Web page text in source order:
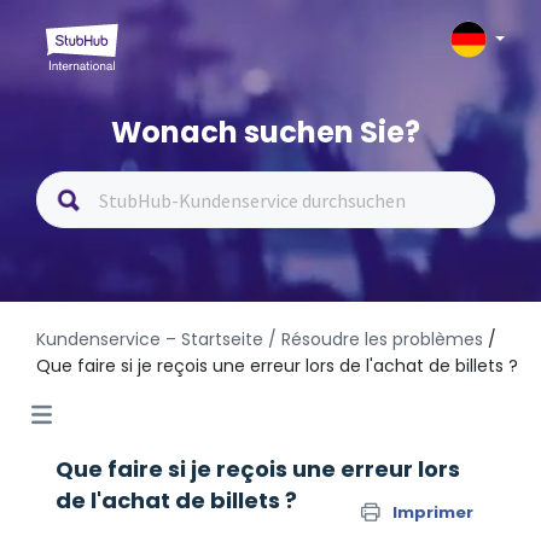
Wonach suchen Sie?
Kundenservice – Startseite / Résoudre les problèmes /
Que faire si je reçois une erreur lors de l'achat de billets ?
Que faire si je reçois une erreur lors
de l'achat de billets ?
Imprimer